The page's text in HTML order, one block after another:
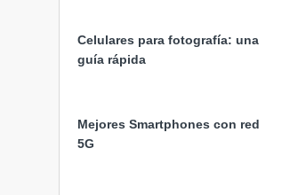
Celulares para fotografía: una
guía rápida
Mejores Smartphones con red
5G